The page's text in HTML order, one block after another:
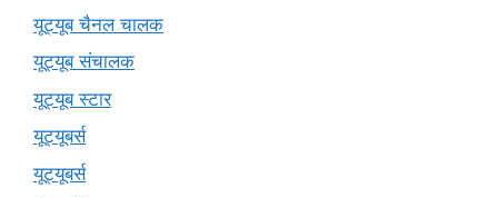
यूट्यूब चैनल चालक
यूट्यूब संचालक
यूट्यूब स्टार
यूट्यूबर्स
यूट्‍यूबर्स